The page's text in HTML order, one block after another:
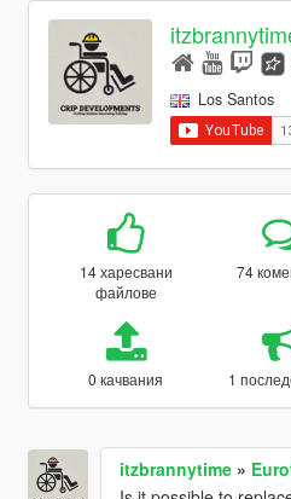
Los Santos
14 харесвани
файлове
74
0 качвания 1
itzbrannytime»